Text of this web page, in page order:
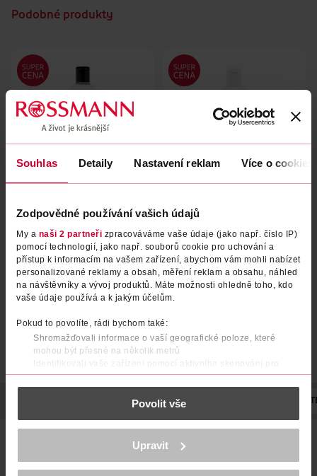
Souhlas Detaily Nastavení reklam Více o cookies
Zodpovědné používání vašich údajů
My a naši 2 partneři zpracováváme vaše údaje (jako např. číslo IP)
pomocí technologií, jako např. souborů cookie pro uchování a
přístup k informacím na vašem zařízení, abychom vám mohli nabízet
personalizované reklamy a obsah, měření reklam a obsahu, náhled
na návštěvníky a vývoj produktů. Máte možnosti ohledně toho, kdo
vaše údaje používá a k jakým účelům.
Pokud to povolíte, rádi bychom také:
Shromažďovali informace o vaší geografické poloze, které
mohou být přesné na několik metrů
Identifikovali vaše zařízení pomocí aktivního skenování pro
konkrétní charakteristiky (otisk prstu)
Zjistěte více o tom, jak zpracováváme vaše osobní údaje, a nastavte
části s podrobnostmi . Svůj souhlas můžete kdykoliv
K provozu stránek, personalizaci obsahu a reklam, funkcí sociálních
médií, analýze návštěvnosti, které mohou nést osobní údaje.
Více najdete vprohlášení o ochraně osobních údajů.
Povolit vše
Upravit
Podobné produkty
Ziaja 500 ml
79.90 Kč
DO KOŠÍKU
Ziaja 500 ml
79.90 Kč
SLOŽENÍ OBJEM VÝROBCE/
typy pokožky. Máslo Cupuacu ze semen amazonského
stromu Theobroma grandiflorum s chutnými plody a
krásnými květy. Má vysoký obsah nasycených a